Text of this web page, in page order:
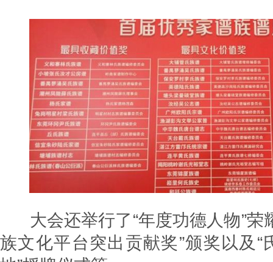
大会还举行了“年度功德人物”荣
族文化平台突出贡献奖”颁奖以及“